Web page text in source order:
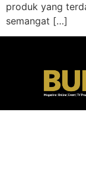
produk yang
semangat […]